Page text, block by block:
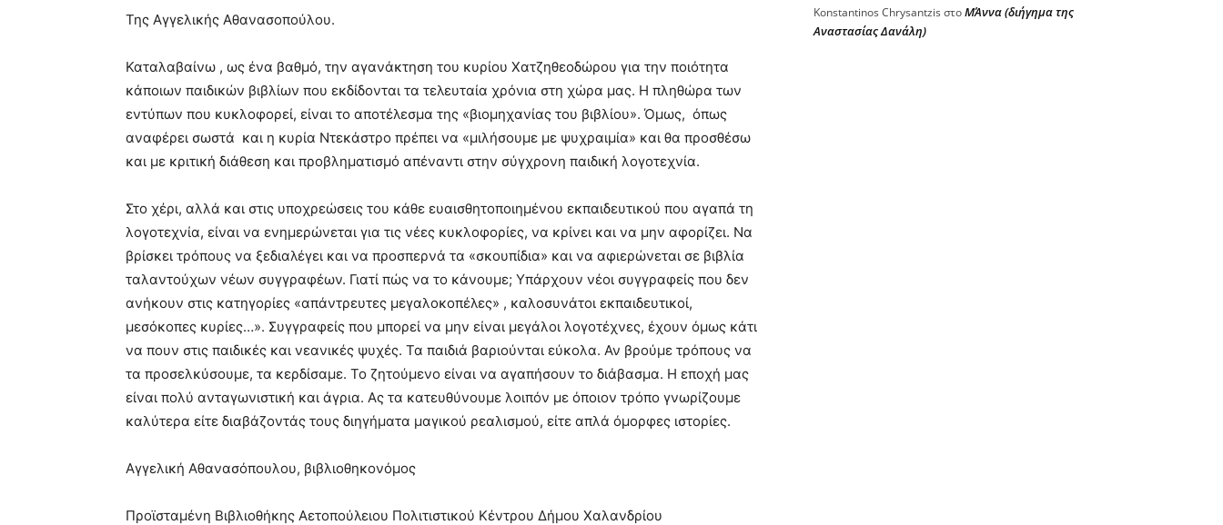
ΤΕΧΝΕΣ
Της Αγγελικής Αθανασοπούλου.
Καταλαβαίνω , ως ένα βαθμό, την αγανάκτηση του κυρίου Χατζηθεοδώρου για την ποιότητα
κάποιων παιδικών βιβλίων που εκδίδονται τα τελευταία χρόνια στη χώρα μας. Η πληθώρα των
εντύπων που κυκλοφορεί, είναι το αποτέλεσμα της «βιομηχανίας του βιβλίου». Όμως, όπως
αναφέρει σωστά και η κυρία Ντεκάστρο πρέπει να «μιλήσουμε με ψυχραιμία» και θα προσθέσω
και με κριτική διάθεση και προβληματισμό απέναντι στην σύγχρονη παιδική λογοτεχνία.
Στο χέρι, αλλά και στις υποχρεώσεις του κάθε ευαισθητοποιημένου εκπαιδευτικού που αγαπά τη
λογοτεχνία, είναι να ενημερώνεται για τις νέες κυκλοφορίες, να κρίνει και να μην αφορίζει. Να
βρίσκει τρόπους να ξεδιαλέγει και να προσπερνά τα «σκουπίδια» και να αφιερώνεται σε βιβλία
ταλαντούχων νέων συγγραφέων. Γιατί πώς να το κάνουμε; Υπάρχουν νέοι συγγραφείς που δεν
ανήκουν στις κατηγορίες «απάντρευτες μεγαλοκοπέλες» , καλοσυνάτοι εκπαιδευτικοί,
μεσόκοπες κυρίες…». Συγγραφείς που μπορεί να μην είναι μεγάλοι λογοτέχνες, έχουν όμως κάτι
να πουν στις παιδικές και νεανικές ψυχές. Τα παιδιά βαριούνται εύκολα. Αν βρούμε τρόπους να
τα προσελκύσουμε, τα κερδίσαμε. Το ζητούμενο είναι να αγαπήσουν το διάβασμα. Η εποχή μας
είναι πολύ ανταγωνιστική και άγρια. Ας τα κατευθύνουμε λοιπόν με όποιον τρόπο γνωρίζουμε
καλύτερα είτε διαβάζοντάς τους διηγήματα μαγικού ρεαλισμού, είτε απλά όμορφες ιστορίες.
Αγγελική Αθανασόπουλου, βιβλιοθηκονόμος
Προϊσταμένη Βιβλιοθήκης Αετοπούλειου Πολιτιστικού Κέντρου Δήμου Χαλανδρίου
Konstantinos Chrysantzis στοΜΆννα (διήγημα της
Αναστασίας Δανάλη)